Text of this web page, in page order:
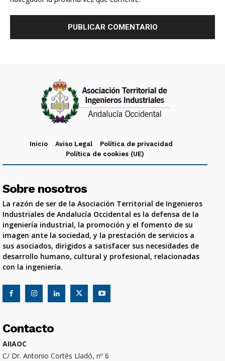
Inicio Aviso Legal
Política de privacidad
Política de cookies (UE)
Sobre nosotros
La razón de ser de la Asociación Territorial de Ingenieros
Industriales de Andalucía Occidental es la defensa de la
ingeniería industrial, la promoción y el fomento de su
imagen ante la sociedad, y la prestación de servicios a
sus asociados, dirigidos a satisfacer sus necesidades de
desarrollo humano, cultural y profesional, relacionadas
con la ingeniería.
Contacto
AIIAOC
C/ Dr. Antonio Cortés Lladó, nº 6